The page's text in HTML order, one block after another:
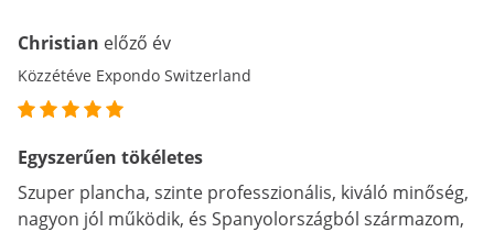
Christian előző év
Közzétéve Expondo Switzerland
Egyszerűen tökéletes
Szuper plancha, szinte professzionális, kiváló minőség,
nagyon jól működik, és Spanyolországból származom,